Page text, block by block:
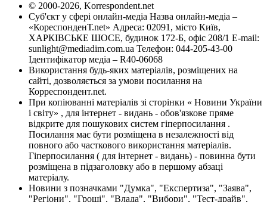
© 2000-2026, Korrespondent.net
Суб'єкт у сфері онлайн-медіа Назва онлайн-медіа –
«КореспонденТ.net» Адреса: 02091, місто Київ,
ХАРКІВСЬКЕ ШОСЕ, будинок 172-Б, офіс 208/1 E-mail:
sunlight@mediadim.com.ua Телефон: 044-205-43-00
Ідентифікатор медіа – R40-06068
Використання будь-яких матеріалів, розміщених на
сайті, дозволяється за умови посилання на
Корреспондент.net.
При копіюванні матеріалів зі сторінки « Новини України
і світу» , для інтернет - видань - обов'язкове пряме
відкрите для пошукових систем гіперпосилання .
Посилання має бути розміщена в незалежності від
повного або часткового використання матеріалів.
Гіперпосилання ( для інтернет - видань) - повинна бути
розміщена в підзаголовку або в першому абзаці
матеріалу.
Новини з позначками "Думка", "Експертиза", "Заява",
"Регіони", "Гроші", "Влада", "Вибори", "Тест-драйв",